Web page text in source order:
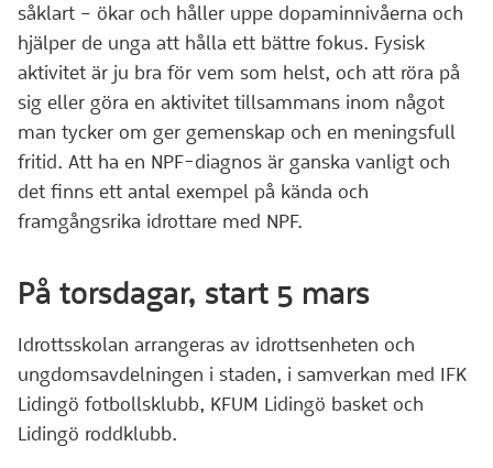
såklart – ökar och håller uppe dopaminnivåerna och
hjälper de unga att hålla ett bättre fokus. Fysisk
aktivitet är ju bra för vem som helst, och att röra på
sig eller göra en aktivitet tillsammans inom något
man tycker om ger gemenskap och en meningsfull
fritid. Att ha en NPF-diagnos är ganska vanligt och
det finns ett antal exempel på kända och
framgångsrika idrottare med NPF.
På torsdagar, start 5 mars
Idrottsskolan arrangeras av idrottsenheten och
ungdomsavdelningen i staden, i samverkan med IFK
Lidingö fotbollsklubb, KFUM Lidingö basket och
Lidingö roddklubb.